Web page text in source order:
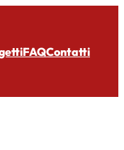
FAQContatti